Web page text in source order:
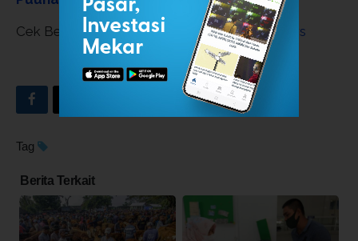
Cek Berita dan Artikel yang lain diGoogle News
INDEKS BERITA
Tag
Berita Terkait